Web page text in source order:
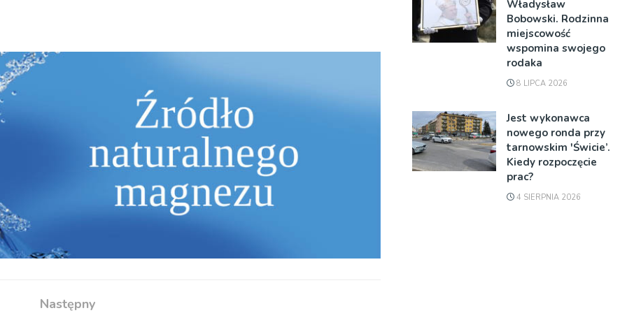
Następny
Władysław
Bobowski. Rodzinna
miejscowość
wspomina swojego
rodaka
8 LIPCA 2026
Jest wykonawca
nowego ronda przy
tarnowskim 'Świcie’.
Kiedy rozpoczęcie
prac?
4 SIERPNIA 2026